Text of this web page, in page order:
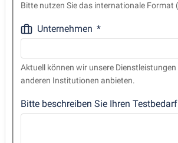
Bitte nutzen Sie das internationale Format
Unternehmen
Aktuell können wir unsere
anderen Institutionen anbieten.
Bitte beschreiben Sie Ihren